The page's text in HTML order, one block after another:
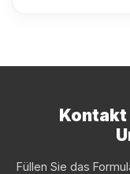
Kontakt
Füllen Sie das